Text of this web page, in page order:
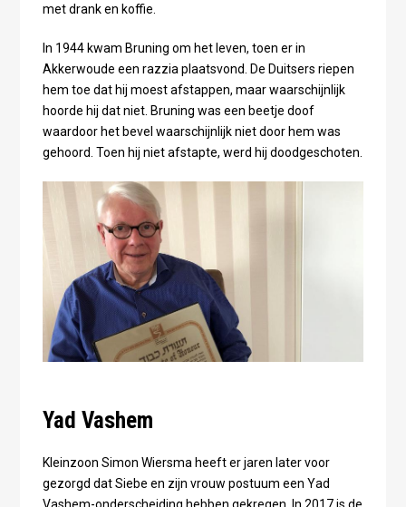
met drank en koffie.
In 1944 kwam Bruning om het leven, toen er in
Akkerwoude een razzia plaatsvond. De Duitsers riepen
hem toe dat hij moest afstappen, maar waarschijnlijk
hoorde hij dat niet. Bruning was een beetje doof
waardoor het bevel waarschijnlijk niet door hem was
gehoord. Toen hij niet afstapte, werd hij doodgeschoten.
Yad Vashem
Kleinzoon Simon Wiersma heeft er jaren later voor
gezorgd dat Siebe en zijn vrouw postuum een Yad